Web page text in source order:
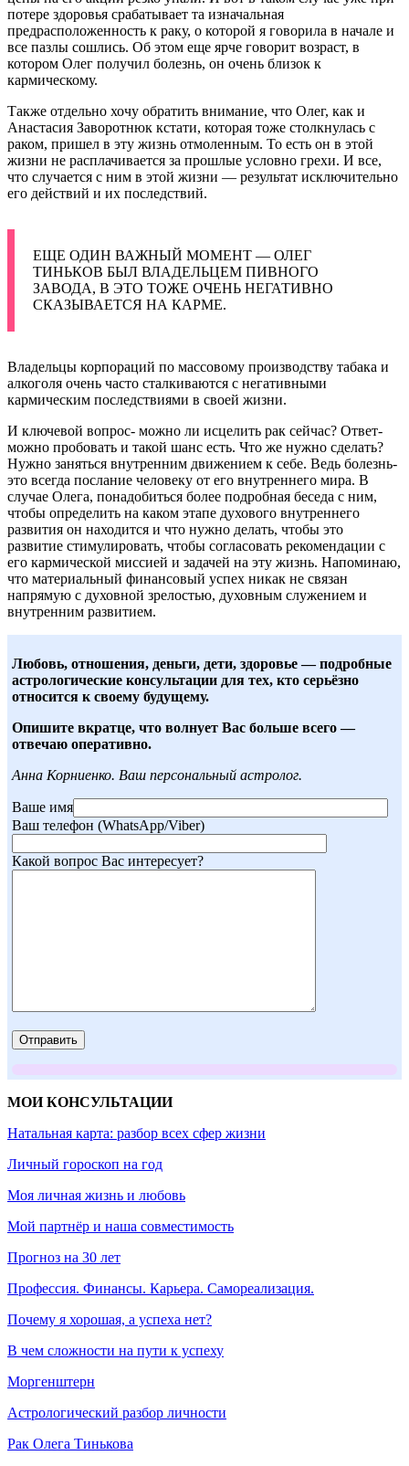
потере здоровья срабатывает та изначальная
предрасположенность к раку, о которой я говорила в начале и
все пазлы сошлись. Об этом еще ярче говорит возраст, в
котором Олег получил болезнь, он очень близок к
кармическому.
Также отдельно хочу обратить внимание, что Олег, как и
Анастасия Заворотнюк кстати, которая тоже столкнулась с
раком, пришел в эту жизнь отмоленным. То есть он в этой
жизни не расплачивается за прошлые условно грехи. И все,
что случается с ним в этой жизни — результат исключительно
его действий и их последствий.
ЕЩЕ ОДИН ВАЖНЫЙ МОМЕНТ — ОЛЕГ
ТИНЬКОВ БЫЛ ВЛАДЕЛЬЦЕМ ПИВНОГО
ЗАВОДА, В ЭТО ТОЖЕ ОЧЕНЬ НЕГАТИВНО
СКАЗЫВАЕТСЯ НА КАРМЕ.
Владельцы корпораций по массовому производству табака и
алкоголя очень часто сталкиваются с негативными
кармическим последствиями в своей жизни.
И ключевой вопрос- можно ли исцелить рак сейчас? Ответ-
можно пробовать и такой шанс есть. Что же нужно сделать?
Нужно заняться внутренним движением к себе. Ведь болезнь-
это всегда послание человеку от его внутреннего мира. В
случае Олега, понадобиться более подробная беседа с ним,
чтобы определить на каком этапе духового внутреннего
развития он находится и что нужно делать, чтобы это
развитие стимулировать, чтобы согласовать рекомендации с
его кармической миссией и задачей на эту жизнь. Напоминаю,
что материальный финансовый успех никак не связан
напрямую с духовной зрелостью, духовным служением и
внутренним развитием.
Любовь, отношения, деньги, дети, здоровье — подробные
астрологические консультации для тех, кто серьёзно
относится к своему будущему.
Опишите вкратце, что волнует Вас больше всего —
отвечаю оперативно.
Анна Корниенко. Ваш персональный астролог.
Ваше имя
Ваш телефон (WhatsApp/Viber)
Какой вопрос Вас интересует?
МОИ КОНСУЛЬТАЦИИ
Натальная карта: разбор всех сфер жизни
Личный гороскоп на год
Моя личная жизнь и любовь
Мой партнёр и наша совместимость
Прогноз на 30 лет
Профессия. Финансы. Карьера. Самореализация.
Почему я хорошая, а успеха нет?
В чем сложности на пути к успеху
Моргенштерн
Астрологический разбор личности
Рак Олега Тинькова